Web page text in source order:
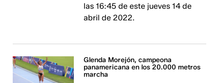
las 16:45 de este jueves 14 de
abril de 2022.
Glenda Morejón, campeona
panamericana en los 20.000 metros
marcha